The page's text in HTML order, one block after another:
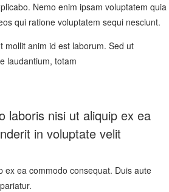
Nemo enim ipsam voluptatem quia
qui ratione voluptatem sequi nesciunt.
mollit anim id est laborum. Sed ut
laudantium, totam
laboris nisi ut aliquip ex ea
in voluptate velit
ex ea commodo consequat. Duis aute